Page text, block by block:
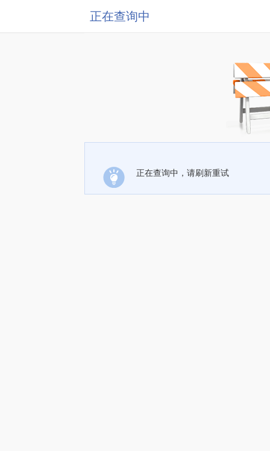
正在查询中
正在查询中，请刷新重试